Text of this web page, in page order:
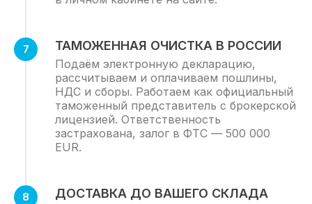
ТАМОЖЕННАЯ ОЧИСТКА В РОССИИ
Подаём электронную декларацию,
рассчитываем и оплачиваем пошлины,
НДС и сборы. Работаем как официальный
таможенный представитель с брокерской
лицензией. Ответственность
застрахована, залог в ФТС — 500 000
EUR.
ДОСТАВКА ДО ВАШЕГО СКЛАДА
Доставка опасных грузов
Железнодорожные перевозки
Карго-доставка
Термины